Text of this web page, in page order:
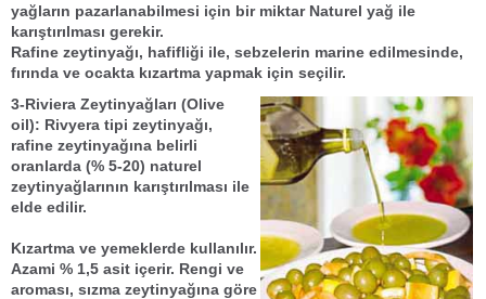
yağların pazarlanabilmesi için bir miktarNaturel yağ ile
karıştırılması gerekir.
Rafine zeytinyağı, hafifliği ile, sebzelerin marine edilmesinde,
fırında ve ocakta kızartma yapmak için seçilir.
3-Riviera Zeytinyağları (Olive
oil): Rivyera tipi zeytinyağı,
rafine zeytinyağına belirli
oranlarda (% 5-20) naturel
zeytinyağlarının karıştırılması ile
elde edilir.
Kızartma ve yemeklerde kullanılır.
Azami % 1,5 asit içerir. Rengi ve
aroması, sızma zeytinyağına göre